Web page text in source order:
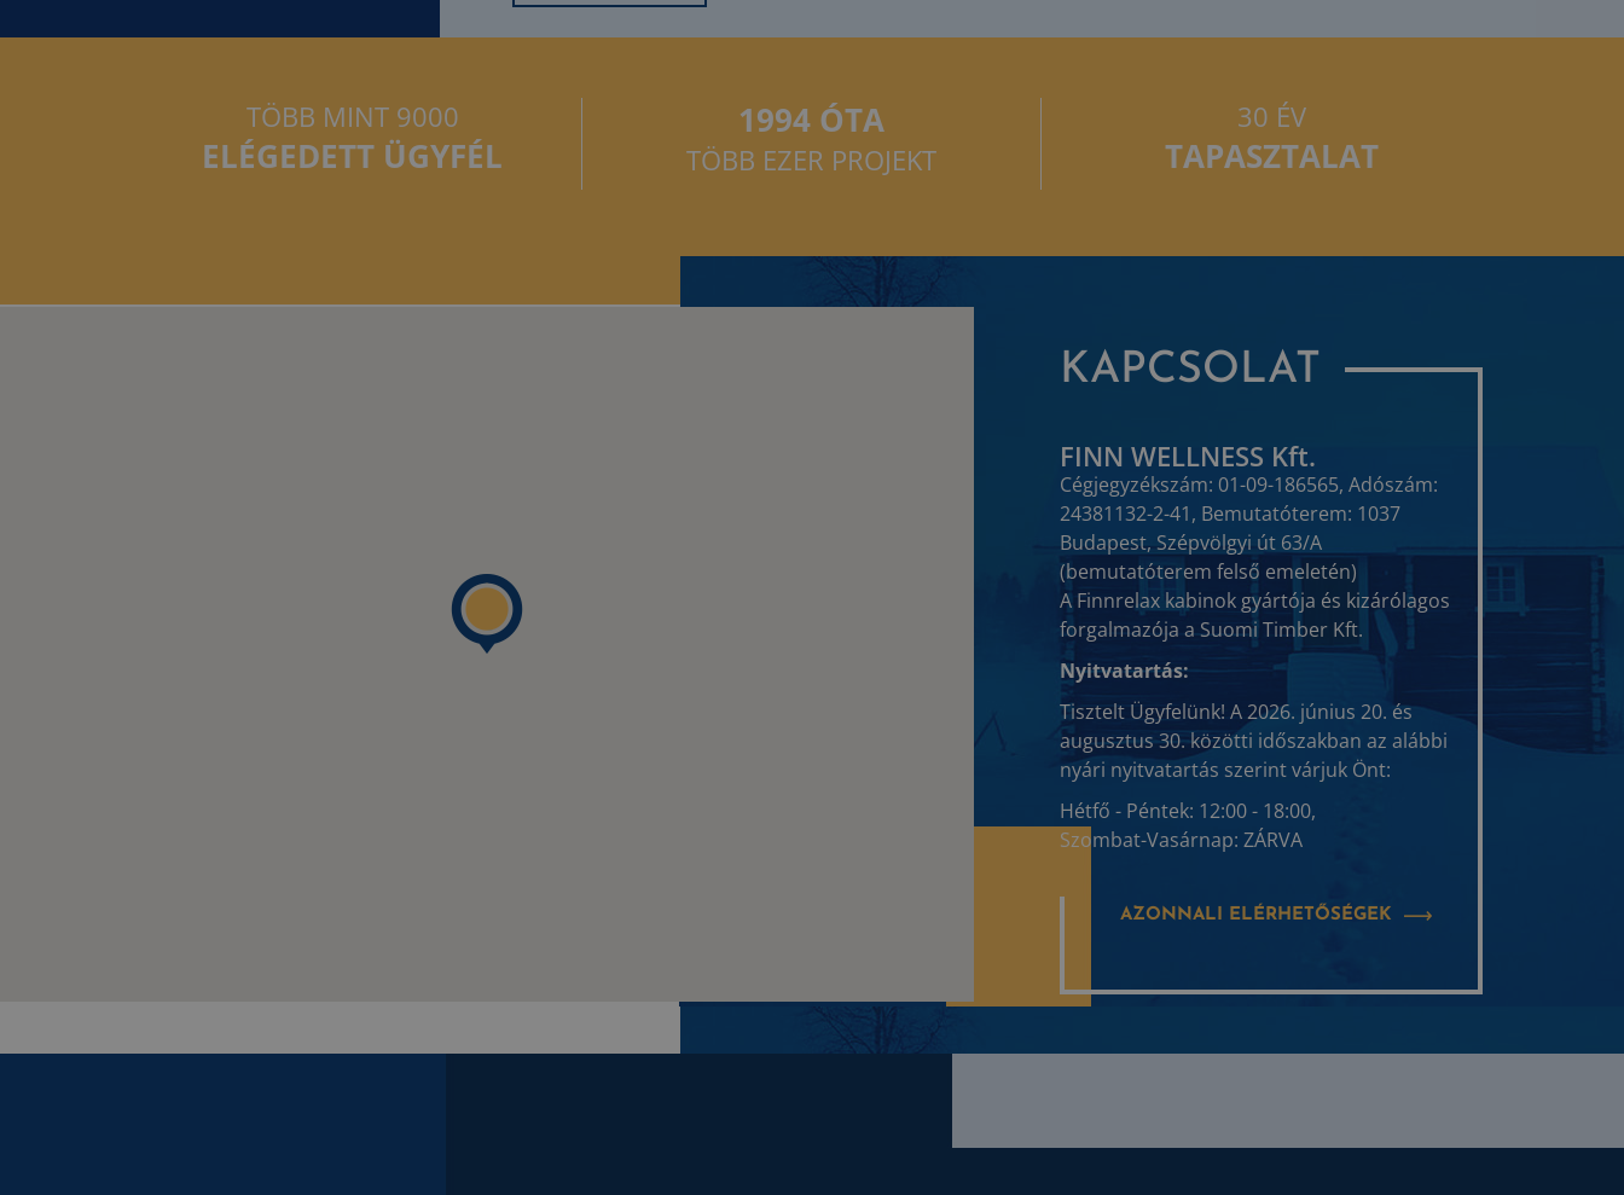
TÖBB MINT 9000
ELÉGEDETT ÜGYFÉL
1994 ÓTA
TÖBB EZER PROJEKT
30 ÉV
TAPASZTALAT
KAPCSOLAT
FINN WELLNESS Kft.
Cégjegyzékszám: 01-09-186565, Adószám:
24381132-2-41, Bemutatóterem: 1037
Budapest, Szépvölgyi út 63/A
(bemutatóterem felső emeletén)
A Finnrelax kabinok gyártója és kizárólagos
forgalmazója a Suomi Timber Kft.
Nyitvatartás:
Tisztelt Ügyfelünk! A 2026. június 20. és
augusztus 30. közötti időszakban az alábbi
nyári nyitvatartás szerint várjuk Önt:
Hétfő - Péntek: 12:00 - 18:00,
Szombat-Vasárnap: ZÁRVA
AZONNALI ELÉRHETŐSÉGEK